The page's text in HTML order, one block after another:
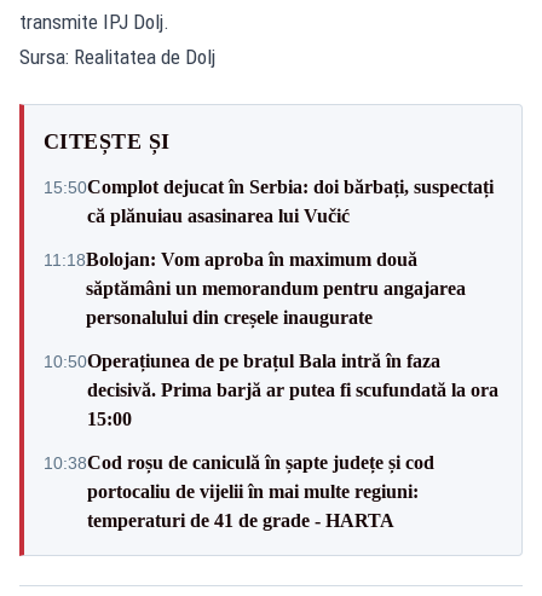
transmite IPJ Dolj.
Sursa: Realitatea de Dolj
CITEȘTE ȘI
15:50Complot dejucat în Serbia: doi bărbați, suspectați
că plănuiau asasinarea lui Vučić
11:18Bolojan: Vom aproba în maximum două
săptămâni un memorandum pentru angajarea
personalului din creșele inaugurate
10:50Operațiunea de pe brațul Bala intră în faza
decisivă. Prima barjă ar putea fi scufundată la ora
15:00
10:38Cod roșu de caniculă în șapte județe și cod
portocaliu de vijelii în mai multe regiuni:
temperaturi de 41 de grade - HARTA